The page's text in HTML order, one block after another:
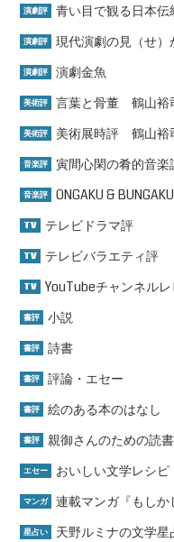
演劇評 青い目で観る日本
演劇評 現代演劇の見（せ
演劇評 演劇金魚
美術評 言葉と骨董 鶴山裕
美術評 美術展時評 鶴山裕
音楽評 寅間心閑の肴的音楽
音楽評 ONGAKU & BUNGAKU
TV テレビドラマ評
TV テレビバラエティ評
TV YouTubeチャンネル
書評 小説
書評 詩書
書評 評論・エセー
書評 絵のある本のはなし
書評 親御さんのための読
エセー おいしい文学レシ
マンガ 連載マンガ『もし
星占い 天野ルミナの文学星